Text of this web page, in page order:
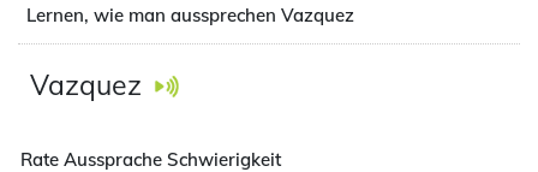
Lernen, wie man aussprechen Vazquez
Vazquez
Rate Aussprache Schwierigkeit